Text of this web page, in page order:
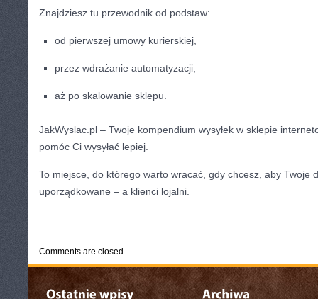
Znajdziesz tu przewodnik od podstaw:
od pierwszej umowy kurierskiej,
przez wdrażanie automatyzacji,
aż po skalowanie sklepu.
JakWyslac.pl – Twoje kompendium wysyłek w sklepie
pomóc Ci wysyłać lepiej.
To miejsce, do którego warto wracać, gdy chcesz, aby Twoje
uporządkowane – a klienci lojalni.
Comments are closed.